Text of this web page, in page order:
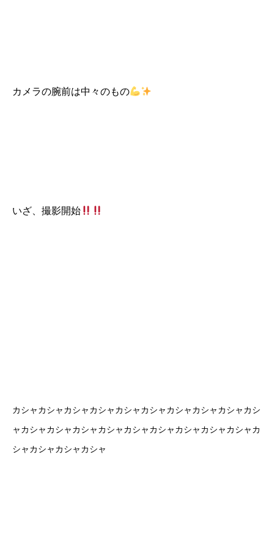
カメラの腕前は中々のもの
いざ、撮影開始
カシャカシャカシャカシャカシャカシャカシャカシャカシャカシ
ャカシャカシャカシャカシャカシャカシャカシャカシャカシャカ
シャカシャカシャカシャ